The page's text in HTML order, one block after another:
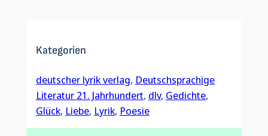
Kategorien
deutscher lyrik verlag, Deutschsprachige
Literatur 21. Jahrhundert, dlv, Gedichte
Glück, Liebe, Lyrik, Poesie